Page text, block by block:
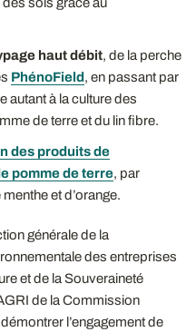
haut débit, de la perche
PhénoField, en passant par
autant à la culture des
de terre et du lin fibre.
des produits de
pomme de terre, par
et d’orange.
générale de la
des entreprises
et de la Souveraineté
de la Commission
l’engagement de